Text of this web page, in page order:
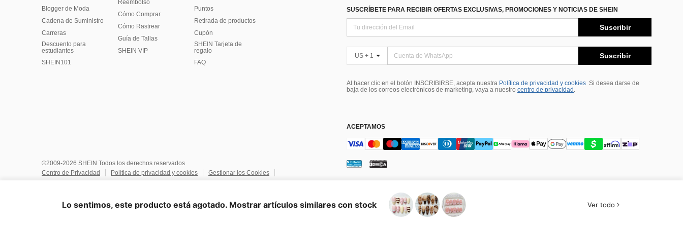
Blogger de Moda
Cadena de Suministro
Carreras
Descuento para
estudiantes
SHEIN101
Reembolso
Cómo Comprar
Cómo Rastrear
Guía de Tallas
SHEIN VIP
Puntos
Retirada de productos
Cupón
SHEIN Tarjeta de
regalo
FAQ
SUSCRÍBETE PARA RECIBIR OFERTAS EXCLUSIVAS, PROMOCIONES Y NOTICIAS DE SHEIN
Suscribir
US + 1 Suscribir
Al hacer clic en el botón INSCRIBIRSE, acepta nuestra Política de privacidad y cookies Si desea darse de
baja de los correos electrónicos de marketing, vaya a nuestro centro de privacidad .
ACEPTAMOS
©2009-2026 SHEIN Todos los derechos reservados
Centro de Privacidad
Política de privacidad y cookies
Gestionar los Cookies
United States
Lo sentimos, este producto está agotado. Mostrar artículos similares con stock Ver todo